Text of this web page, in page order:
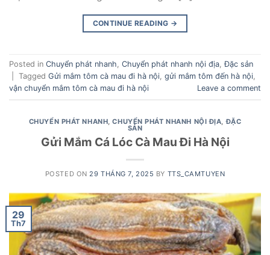
CONTINUE READING →
Posted in Chuyển phát nhanh, Chuyển phát nhanh nội địa,Đặc sản
Tagged Gửi mắm tôm cà mau đi hà nội, gửi mắm tôm đến hà nội,
vận chuyển mắm tôm cà mau đi hà nội
Leave a comment
CHUYỂN PHÁT NHANH,CHUYỂN PHÁT NHANH NỘI ĐỊA,ĐẶC
SẢN
Gửi Mắm Cá Lóc Cà Mau Đi Hà Nội
POSTED ON29 THÁNG 7, 2025 BY TTS_CAMTUYEN
29
Th7